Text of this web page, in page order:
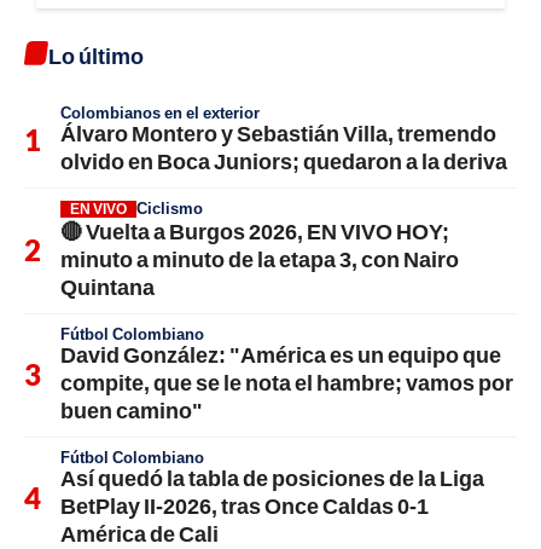
Lo último
Colombianos en el exterior
Álvaro Montero y Sebastián Villa, tremendo
olvido en Boca Juniors; quedaron a la deriva
EN VIVO Ciclismo
🔴 Vuelta a Burgos 2026, EN VIVO HOY;
minuto a minuto de la etapa 3, con Nairo
Quintana
Fútbol Colombiano
David González: "América es un equipo que
compite, que se le nota el hambre; vamos por
buen camino"
Fútbol Colombiano
Así quedó la tabla de posiciones de la Liga
BetPlay II-2026, tras Once Caldas 0-1
América de Cali